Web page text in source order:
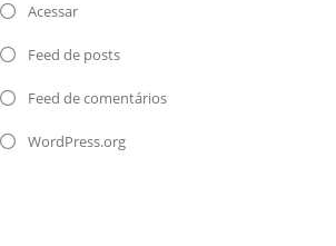
Acessar
Feed de posts
Feed de comentários
WordPress.org